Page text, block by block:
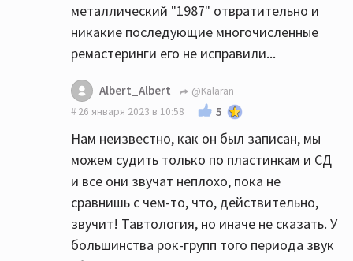
металлический "1987" отвратительно и
никакие последующие многочисленные
ремастеринги его не исправили...
Albert_Albert
@Kalaran
26 января 2023 в 10:58
5
Нам неизвестно, как он был записан, мы
можем судить только по пластинкам и СД
и все они звучат неплохо, пока не
сравнишь с чем-то, что, действительно,
звучит! Тавтология, но иначе не сказать. У
большинства рок-групп того периода звук